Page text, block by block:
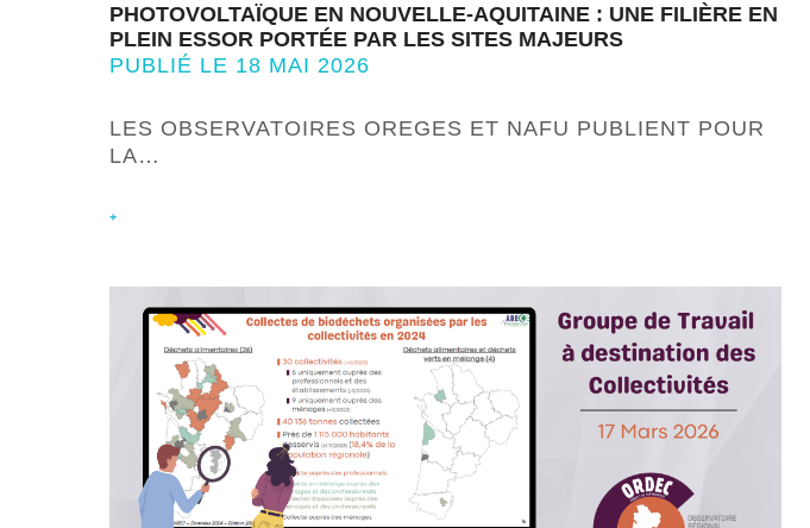
PHOTOVOLTAÏQUE EN NOUVELLE-AQUITAINE : UNE FILIÈRE EN
PLEIN ESSOR PORTÉE PAR LES SITES MAJEURS
PUBLIÉ LE 18 MAI 2026
LES OBSERVATOIRES OREGES ET NAFU PUBLIENT POUR
LA…
+